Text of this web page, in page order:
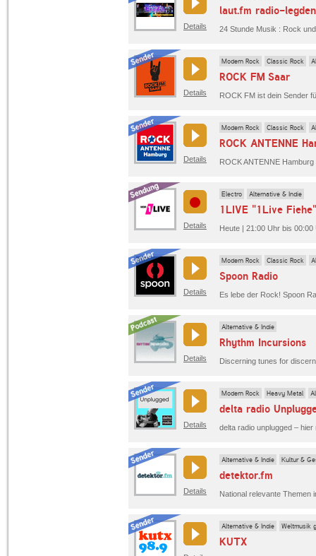
Details
laut.fm radio-legden
24 Stunde Musik : Rock
Details
Modern Rock Classic Rock
ROCK FM Saar
Details
Modern Rock Classic Rock
ROCK ANTENNE
Details
Electro Alternative & Indie
1LIVE "1Live Fiehe"
Heute | 21:00 Uhr bis 00:00
Details
Modern Rock Classic Rock
Spoon Radio
Es lebe der Rock! Spoon
Details
Alternative & Indie
Rhythm Incursions
Discerning tunes for
Details
Modern Rock Heavy Metal
delta radio
Details
Alternative & Indie Kultur &
detektor.fm
Alternative & Indie Weltmusik
KUTX